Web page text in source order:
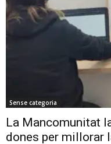
Sense categoria
La Mancomunitat
dones per millorar